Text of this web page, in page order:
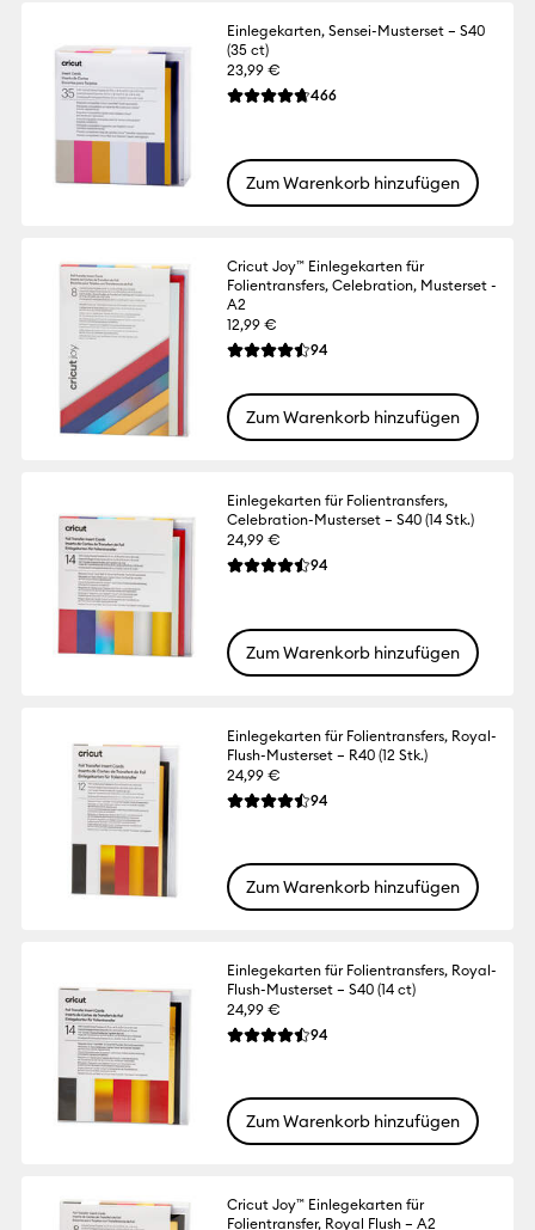
Einlegekarten, Sensei-Musterset – S40
(35 ct)
23,99 €
Die durchschnittliche Bewertung für
466Reviews
Zum Warenkorb hinzufügen
Cricut Joy™ Einlegekarten für
Folientransfers, Celebration, Musterset -
A2
12,99 €
Die durchschnittliche Bewertung für
94
Zum Warenkorb hinzufügen
Einlegekarten für Folientransfers,
Celebration-Musterset – S40 (14 Stk.)
24,99 €
Die durchschnittliche Bewertung für
94
Zum Warenkorb hinzufügen
Einlegekarten für Folientransfers, Royal-
Flush-Musterset – R40 (12 Stk.)
24,99 €
Die durchschnittliche Bewertung für
94
Zum Warenkorb hinzufügen
Einlegekarten für Folientransfers, Royal-
Flush-Musterset – S40 (14 ct)
24,99 €
Die durchschnittliche Bewertung für
94
Zum Warenkorb hinzufügen
Cricut Joy™ Einlegekarten für
Folientransfer, Royal Flush – A2